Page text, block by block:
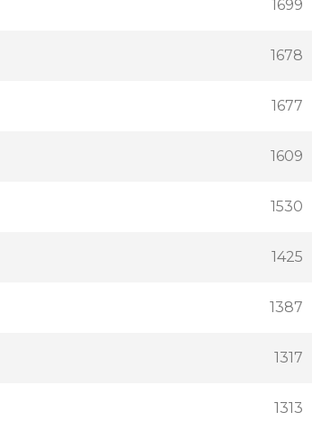
1699
1678
1677
1609
1530
1425
1387
1317
1313